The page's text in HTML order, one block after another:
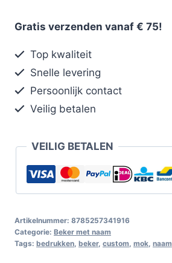
Gratis verzenden vanaf € 75!
Top kwaliteit
Snelle levering
Persoonlijk contact
Veilig betalen
VEILIG BETALEN
Artikelnummer: 8785257341916
Categorie: Beker met naam
Tags: bedrukken beker, custom mok naam